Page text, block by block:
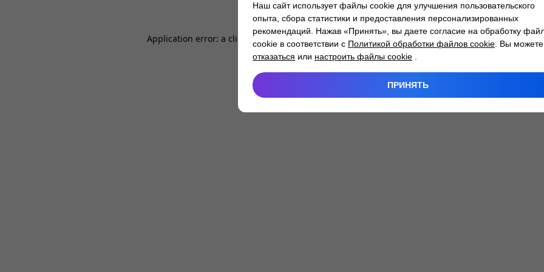
Application error: a client -side exception has occurred while loading atlantm.by (see the
Наш сайт использует файлы cookie для улучшения пользовательского
опыта, сбора статистики и предоставления персонализированных
рекомендаций. Нажав «Принять», вы даете согласие на обработку
cookie в соответствии с Политикой обработки файлов cookie . Вы можете
отказаться или настроить файлы cookie
ПРИНЯТЬ